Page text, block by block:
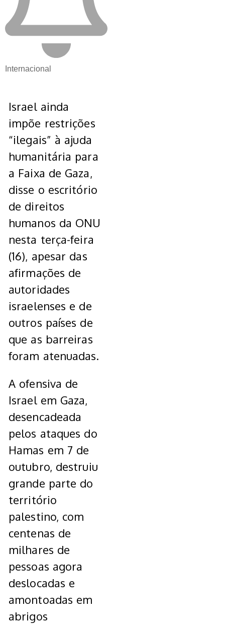
Internacional
Israel ainda
impõe restrições
“ilegais” à ajuda
humanitária para
a Faixa de Gaza,
disse o escritório
de direitos
humanos da ONU
nesta terça-feira
(16), apesar das
afirmações de
autoridades
israelenses e de
outros países de
que as barreiras
foram atenuadas.
A ofensiva de
Israel em Gaza,
desencadeada
pelos ataques do
Hamas em 7 de
outubro, destruiu
grande parte do
território
palestino, com
centenas de
milhares de
pessoas agora
deslocadas e
amontoadas em
abrigos